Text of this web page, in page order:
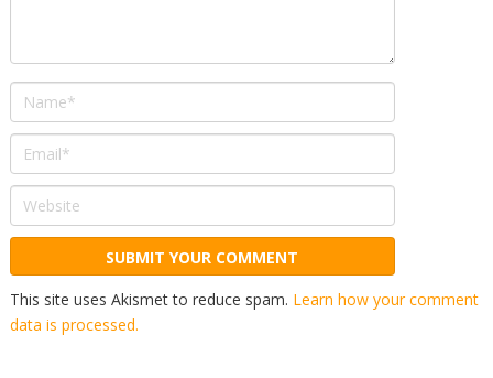
This site uses Akismet to reduce spam. Learn how your comment
data is processed.